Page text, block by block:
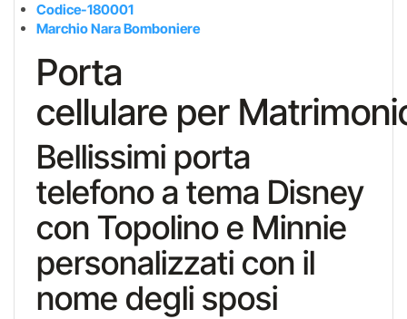
Codice-180001
Marchio Nara Bomboniere
Porta
cellulare per
Bellissimi porta
telefono a tema Disney
con Topolino e Minnie
personalizzati con il
nome degli sposi